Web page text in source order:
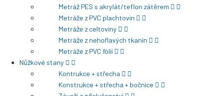
Metráž PES s akrylát/teflon zátěrem
Metráže z PVC plachtovin
Metráže z celtoviny
Metráže z nehořlavých tkanin
Metráže z PVC fólií
Nůžkové stany
Kontrukce + střecha
Konstrukce + střecha + bočnice